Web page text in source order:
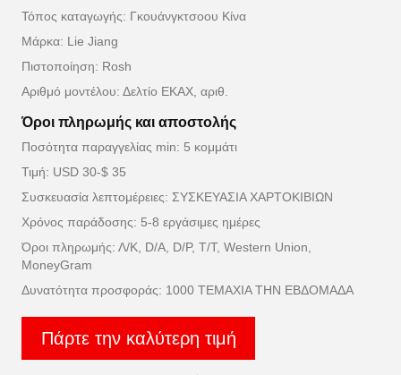
Τόπος καταγωγής: Γκουάνγκτσοου Κίνα
Μάρκα: Lie Jiang
Πιστοποίηση: Rosh
Αριθμό μοντέλου: Δελτίο ΕΚΑΧ, αριθ.
Όροι πληρωμής και αποστολής
Ποσότητα παραγγελίας min: 5 κομμάτι
Τιμή: USD 30-$ 35
Συσκευασία λεπτομέρειες: ΣΥΣΚΕΥΑΣΙΑ ΧΑΡΤΟΚΙΒΙΩΝ
Χρόνος παράδοσης: 5-8 εργάσιμες ημέρες
Όροι πληρωμής: Λ/Κ, D/A, D/P, T/T, Western Union,
MoneyGram
Δυνατότητα προσφοράς: 1000 ΤΕΜΑΧΙΑ ΤΗΝ ΕΒΔΟΜΑΔΑ
Πάρτε την καλύτερη τιμή